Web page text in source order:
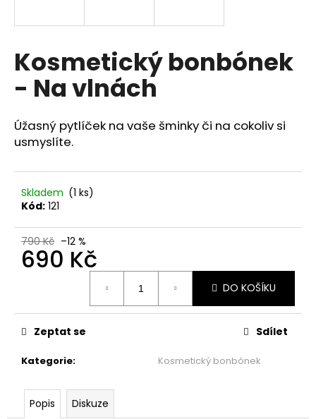
Kosmetický bonbónek
- Na vlnách
Úžasný pytlíček na vaše šminky či na cokoliv si
usmyslíte.
Skladem (1 ks)
Kód: 121
790 Kč –12 %
690 Kč
DO KOŠÍKU
Kategorie: Kosmetický bonbónek
Zeptat se Sdílet
Popis Diskuze
í
t
?
D
o
p
č
u
e